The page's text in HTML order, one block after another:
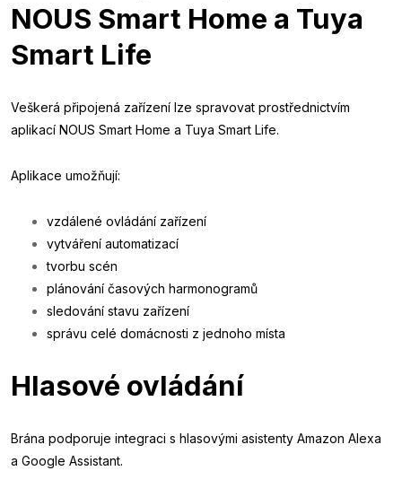
NOUS Smart Home a Tuya
Smart Life
Veškerá připojená zařízení lze spravovat prostřednictvím
aplikací NOUS Smart Home a Tuya Smart Life.
Aplikace umožňují:
vzdálené ovládání zařízení
vytváření automatizací
tvorbu scén
plánování časových harmonogramů
sledování stavu zařízení
správu celé domácnosti z jednoho místa
Hlasové ovládání
Brána podporuje integraci s hlasovými asistenty Amazon Alexa
a Google Assistant.